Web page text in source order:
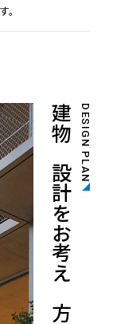
建物の設計をお考えの方DESIGN PLAN